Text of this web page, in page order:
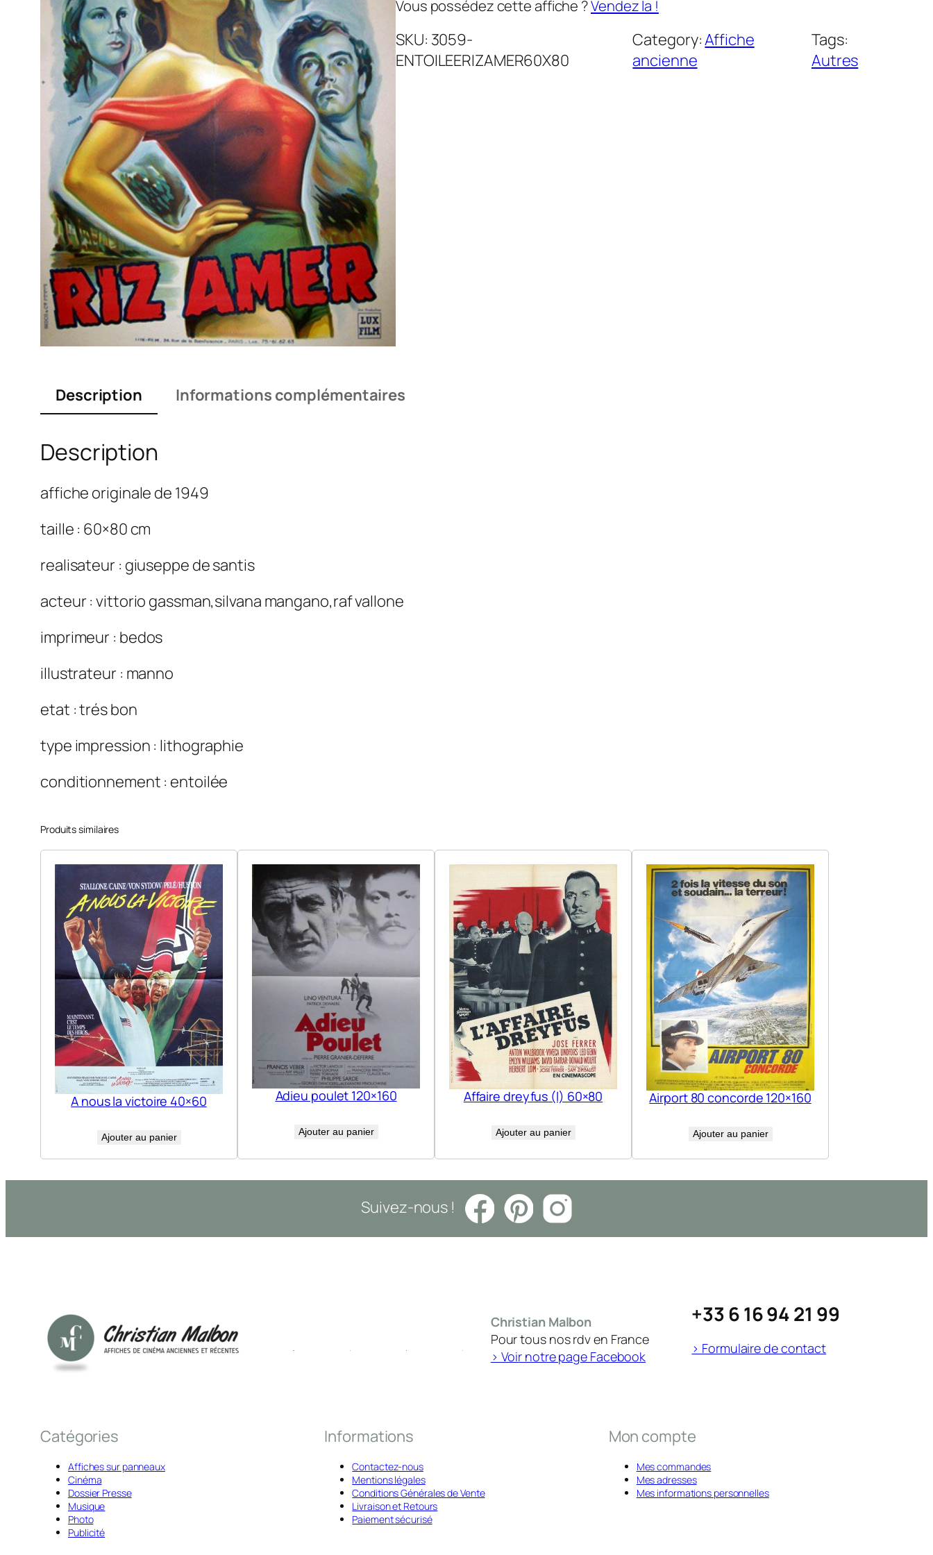
Vous possédez cette affiche ?Vendez la !
SKU: 3059-
ENTOILEERIZAMER60X80
Category:Affiche
ancienne
Tags:
Autres
Description Informations complémentaires
Description
affiche originale de 1949
taille : 60×80 cm
realisateur : giuseppe de santis
acteur : vittorio gassman,silvana mangano,raf vallone
imprimeur : bedos
illustrateur : manno
etat : trés bon
type impression : lithographie
conditionnement : entoilée
Produits similaires
A nous la victoire 40×60
Ajouter au panier
Adieu poulet 120×160
Ajouter au panier
Affaire dreyfus (l) 60×80
Ajouter au panier
Airport 80 concorde 120×160
Ajouter au panier
Suivez-nous !
Christian Malbon
Pour tous nos rdv en France
> Voir notre page Facebook
+33 6 16 94 21 99
> Formulaire de contact
Catégories
Affiches sur panneaux
Cinéma
Dossier Presse
Musique
Photo
Publicité
Informations
Contactez-nous
Mentions légales
Conditions Générales de Vente
Livraison et Retours
Paiement sécurisé
Mon compte
Mes commandes
Mes adresses
Mes informations personnelles